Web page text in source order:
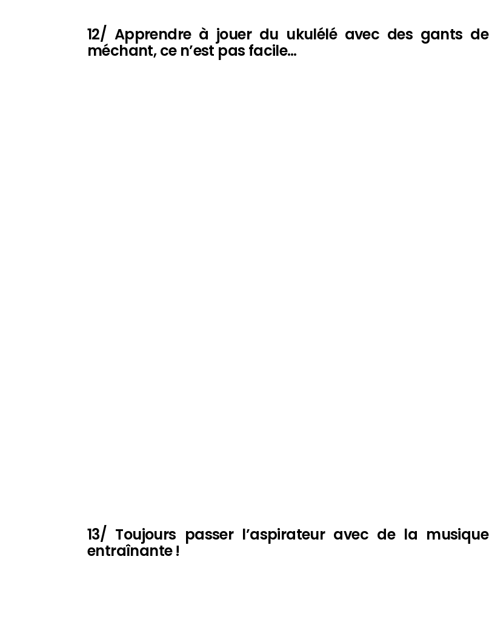
12/ Apprendre à jouer du ukulélé avec des gants de
méchant, ce n’est pas facile…
13/ Toujours passer l’aspirateur avec de la musique
entraînante !